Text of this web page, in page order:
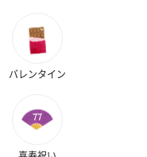
ピンクグ
）
バレンタイン